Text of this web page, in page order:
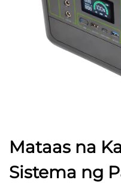
Mataas na
Sistema ng